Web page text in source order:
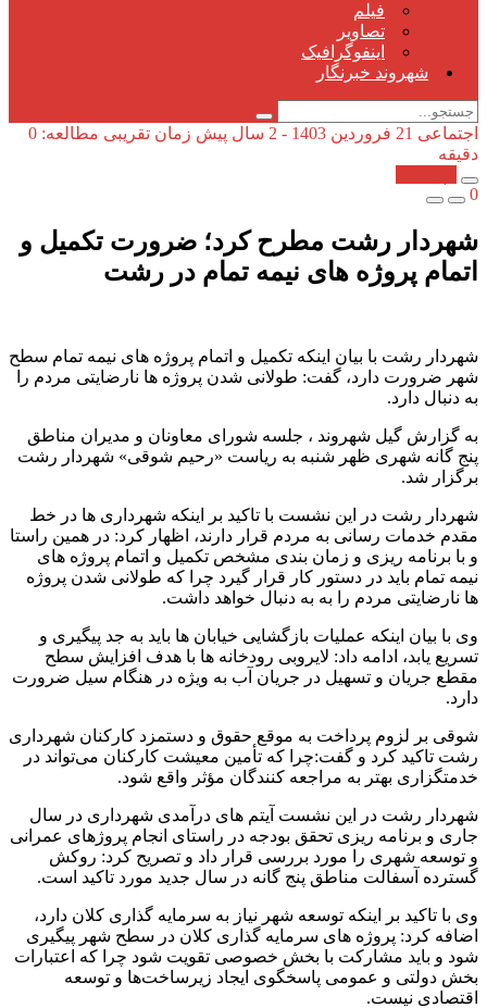
فیلم
تصاویر
اینفوگرافیک
شهروند خبرنگار
اجتماعی 21 فروردین 1403 - 2 سال پیش
زمان تقریبی مطالعه: 0
دقیقه
0
شهردار رشت مطرح کرد؛ ضرورت تکمیل و
اتمام پروژه های نیمه تمام در رشت
شهردار رشت با بیان اینکه تکمیل و اتمام پروژه های نیمه تمام سطح
شهر ضرورت دارد، گفت: طولانی شدن پروژه ها نارضایتی مردم را
به دنبال دارد.
به گزارش گیل شهروند ، جلسه شورای معاونان و مدیران مناطق
پنج گانه شهری ظهر شنبه به ریاست «رحیم شوقی» شهردار رشت
برگزار شد.
شهردار رشت در این نشست با تاکید بر اینکه شهرداری ها در خط
مقدم خدمات رسانی به مردم قرار دارند، اظهار کرد: در همین راستا
و با برنامه ریزی و زمان بندی مشخص تکمیل و اتمام پروژه های
نیمه تمام باید در دستور کار قرار گیرد چرا که طولانی شدن پروژه
ها نارضایتی مردم را به به دنبال خواهد داشت.
وی با بیان اینکه عملیات بازگشایی خیابان ها باید به جد پیگیری و
تسریع یابد، ادامه داد: لایروبی رودخانه ها با هدف افزایش سطح
مقطع جریان و تسهیل در جریان آب به ویژه در هنگام سیل ضرورت
دارد.
شوقی بر لزوم پرداخت به موقع حقوق و دستمزد کارکنان شهرداری
رشت تاکید کرد و گفت:چرا که تأمین معیشت کارکنان می‌تواند در
خدمتگزاری بهتر به مراجعه کنندگان مؤثر واقع شود.
شهردار رشت در این نشست آیتم های درآمدی شهرداری در سال
جاری و برنامه ریزی تحقق بودجه در راستای انجام پروژهای عمرانی
و توسعه شهری را مورد بررسی قرار داد و تصریح کرد: روکش
گسترده آسفالت مناطق پنج گانه در سال جدید مورد تاکید است.
وی با تاکید بر اینکه توسعه شهر نیاز به سرمایه گذاری کلان دارد،
اضافه کرد: پروژه های سرمایه گذاری کلان در سطح شهر پیگیری
شود و باید مشارکت با بخش خصوصی تقویت شود چرا که اعتبارات
بخش دولتی و عمومی پاسخگوی ایجاد زیرساخت‌ها و توسعه
اقتصادی نیست.